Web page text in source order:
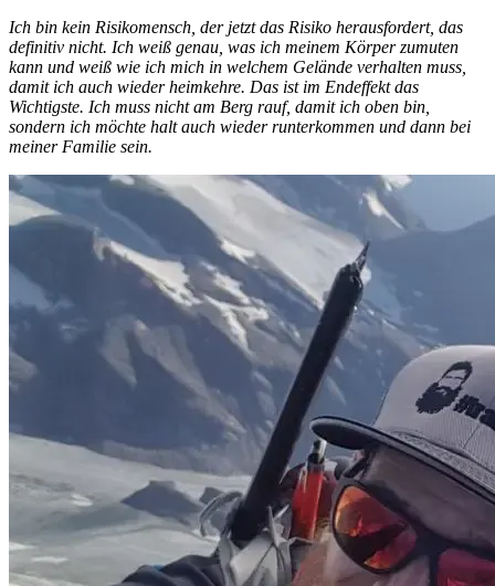
Ich bin kein Risikomensch, der jetzt das Risiko herausfordert, das
definitiv nicht. Ich weiß genau, was ich meinem Körper zumuten
kann und weiß wie ich mich in welchem Gelände verhalten muss,
damit ich auch wieder heimkehre. Das ist im Endeffekt das
Wichtigste. Ich muss nicht am Berg rauf, damit ich oben bin,
sondern ich möchte halt auch wieder runterkommen und dann bei
meiner Familie sein.